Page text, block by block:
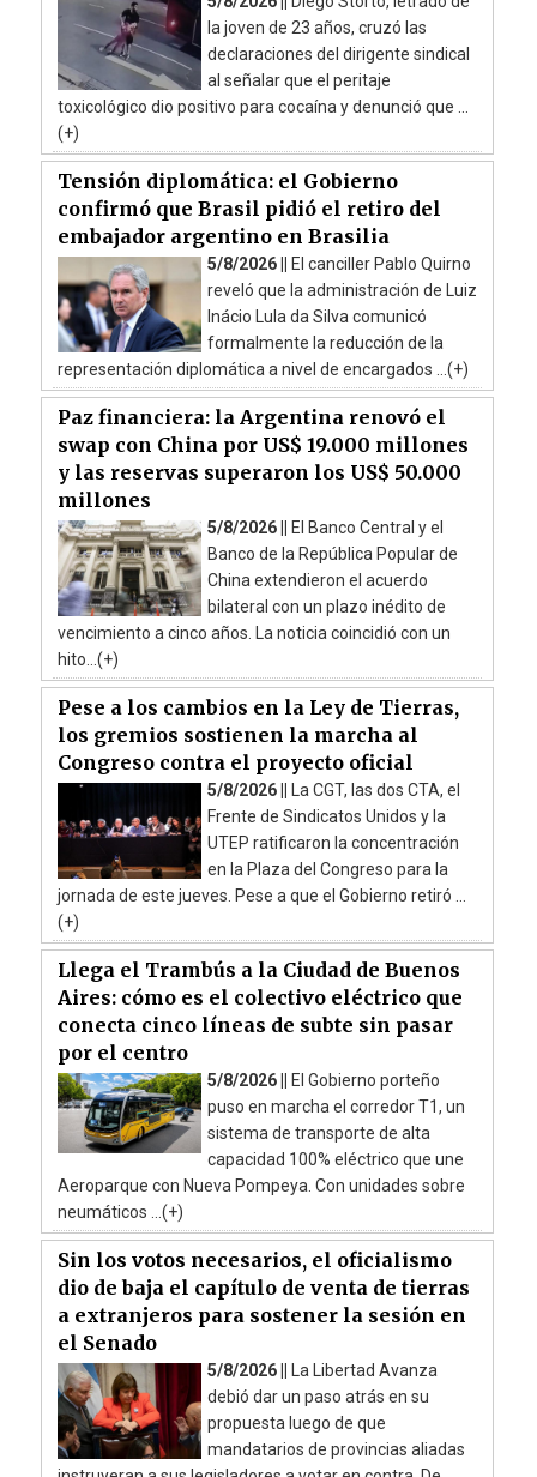
la joven de 23 años, cruzó las
declaraciones del dirigente sindical
al señalar que el peritaje
toxicológico dio positivo para cocaína y denunció que ...
(+)
Tensión diplomática: el Gobierno
confirmó que Brasil pidió el retiro del
embajador argentino en Brasilia
5/8/2026 ||
El canciller Pablo Quirno
reveló que la administración de Luiz
Inácio Lula da Silva comunicó
formalmente la reducción de la
representación diplomática a nivel de encargados ...(+)
Paz financiera: la Argentina renovó el
swap con China por US$ 19.000 millones
y las reservas superaron los US$ 50.000
millones
5/8/2026 ||
El Banco Central y el
Banco de la República Popular de
China extendieron el acuerdo
bilateral con un plazo inédito de
vencimiento a cinco años. La noticia coincidió con un
hito...(+)
Pese a los cambios en la Ley de Tierras,
los gremios sostienen la marcha al
Congreso contra el proyecto oficial
5/8/2026 ||
La CGT, las dos CTA, el
Frente de Sindicatos Unidos y la
UTEP ratificaron la concentración
en la Plaza del Congreso para la
jornada de este jueves. Pese a que el Gobierno retiró ...
(+)
Llega el Trambús a la Ciudad de Buenos
Aires: cómo es el colectivo eléctrico que
conecta cinco líneas de subte sin pasar
por el centro
5/8/2026 ||
El Gobierno porteño
puso en marcha el corredor T1, un
sistema de transporte de alta
capacidad 100% eléctrico que une
Aeroparque con Nueva Pompeya. Con unidades sobre
neumáticos ...(+)
Sin los votos necesarios, el oficialismo
dio de baja el capítulo de venta de tierras
a extranjeros para sostener la sesión en
el Senado
5/8/2026 ||
La Libertad Avanza
debió dar un paso atrás en su
propuesta luego de que
mandatarios de provincias aliadas